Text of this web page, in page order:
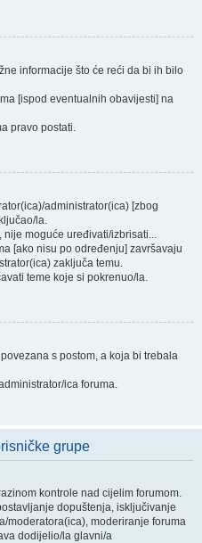
informacije što će reći da bi ih bilo
[ispod eventualnih obavijesti] na
pravo postati.
administrator(ica) [zbog
la.
moguće uređivati/izbrisati...
[ako nisu po određenju] završavaju
zaključa temu.
teme koje si pokrenuo/la.
s postom, a koja bi trebala
ica foruma.
grupe
kontrole nad cijelim forumom.
dopuštenja, isključivanje
moderatora(ica), moderiranje foruma
dodijelio/la glavni/a